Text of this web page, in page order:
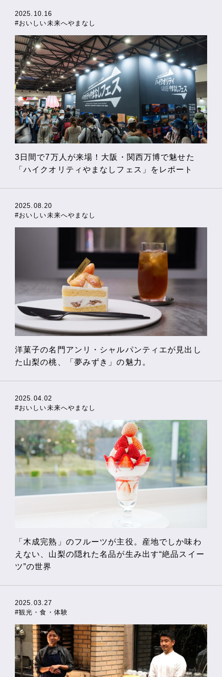
2025.10.16
#おいしい未来へやまなし
3日間で7万人が来場！大阪・関西万博で魅せた
「ハイクオリティやまなしフェス」をレポート
2025.08.20
#おいしい未来へやまなし
洋菓子の名門アンリ・シャルパンティエが見出し
た山梨の桃、「夢みずき」の魅力。
2025.04.02
#おいしい未来へやまなし
「木成完熟」のフルーツが主役。産地でしか味わ
えない、山梨の隠れた名品が生み出す“絶品スイー
ツ”の世界
2025.03.27
#観光・食・体験